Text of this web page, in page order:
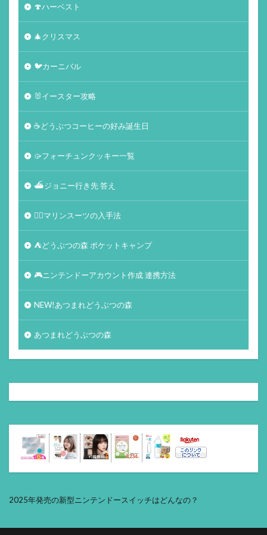
🍄ハーベスト
🎄クリスマス
🐦カーニバル
🐰イースター攻略
☕️どうぶつコーヒーの好み誕生日
🥠フォーチュンクッキー一覧
⛴ジョニー行き先 答え
🏄‍♀️マリンスーツの入手法
⛺どうぶつの森 ポケットキャンプ
🎮ニンテンドーアカウント作成 連携方法
NEW!あつまれどうぶつの森
あつまれどうぶつの森
2025年発売の新型ニンテンドースイッチはどんなの？